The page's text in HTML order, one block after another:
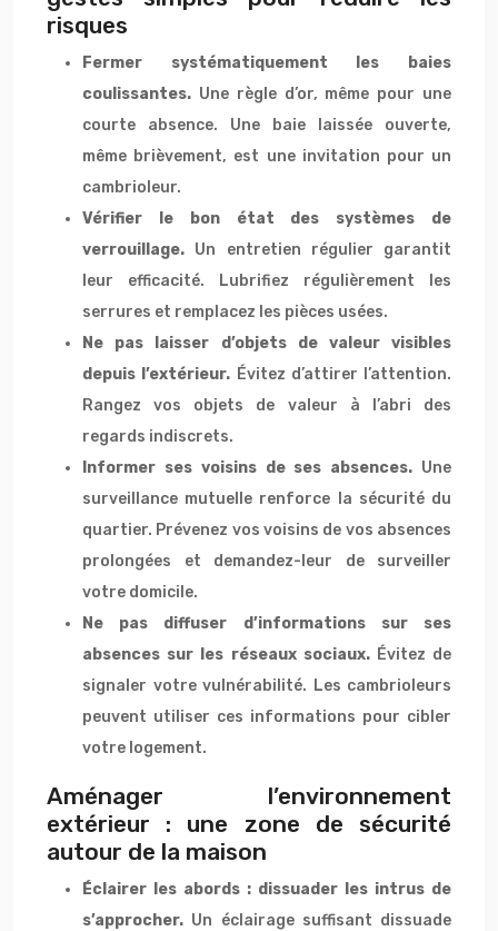
risques
Fermer systématiquement les baies
coulissantes. Une règle d’or, même pour une
courte absence. Une baie laissée ouverte,
même brièvement, est une invitation pour un
cambrioleur.
Vérifier le bon état des systèmes de
verrouillage. Un entretien régulier garantit
leur efficacité. Lubrifiez régulièrement les
serrures et remplacez les pièces usées.
Ne pas laisser d’objets de valeur visibles
depuis l’extérieur. Évitez d’attirer l’attention.
Rangez vos objets de valeur à l’abri des
regards indiscrets.
Informer ses voisins de ses absences. Une
surveillance mutuelle renforce la sécurité du
quartier. Prévenez vos voisins de vos absences
prolongées et demandez-leur de surveiller
votre domicile.
Ne pas diffuser d’informations sur ses
absences sur les réseaux sociaux. Évitez de
signaler votre vulnérabilité. Les cambrioleurs
peuvent utiliser ces informations pour cibler
votre logement.
Aménager l’environnement
extérieur : une zone de sécurité
autour de la maison
Éclairer les abords : dissuader les intrus de
s’approcher. Un éclairage suffisant dissuade